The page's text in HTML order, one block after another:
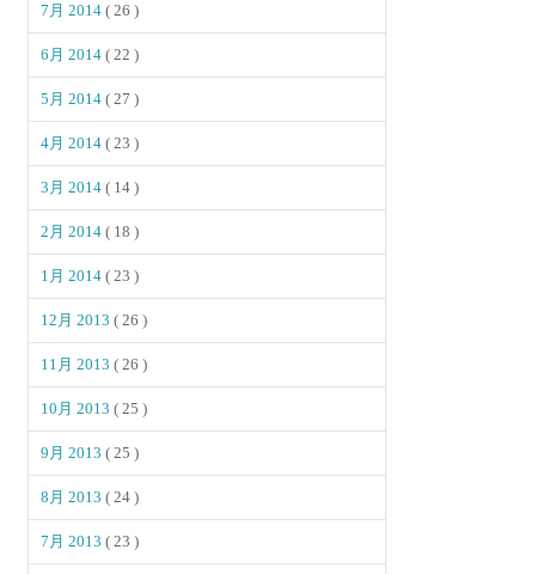
7月 2014( 26 )
6月 2014( 22 )
5月 2014( 27 )
4月 2014( 23 )
3月 2014( 14 )
2月 2014( 18 )
1月 2014( 23 )
12月 2013( 26 )
11月 2013( 26 )
10月 2013( 25 )
9月 2013( 25 )
8月 2013( 24 )
7月 2013( 23 )